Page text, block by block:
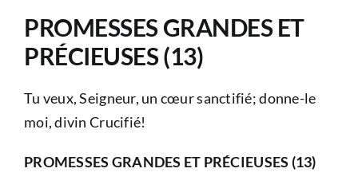
PROMESSES GRANDES ET
PRÉCIEUSES (13)
Tu veux, Seigneur, un cœur sanctifié; donne-le
moi, divin Crucifié!
PROMESSES GRANDES ET PRÉCIEUSES (13)